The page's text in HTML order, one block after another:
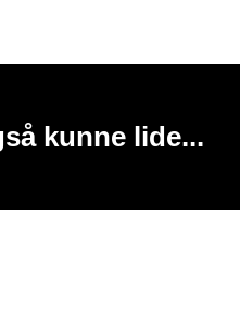
kunne lide...